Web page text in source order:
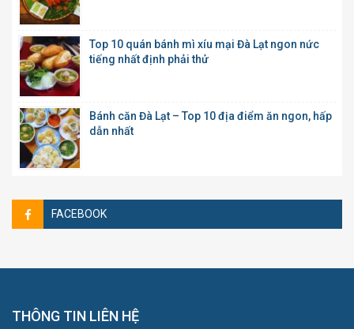
Top 10 quán bánh mì xíu mại Đà Lạt ngon nức
tiếng nhất định phải thử
Bánh căn Đà Lạt – Top 10 địa điểm ăn ngon, hấp
dẫn nhất
FACEBOOK
THÔNG TIN LIÊN HỆ